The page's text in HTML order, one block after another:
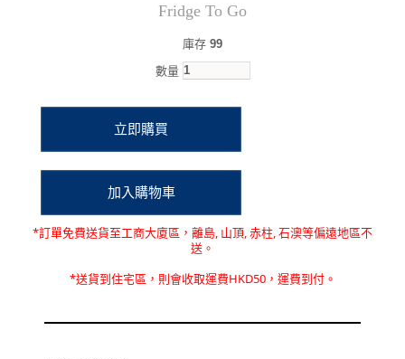
Fridge To Go
庫存 99
數量
*訂單免費送貨至工商大廈區，離島, 山頂, 赤柱, 石澳等偏遠地區不
送 。
*送貨到住宅區，則會收取運費HKD50，運費到付。